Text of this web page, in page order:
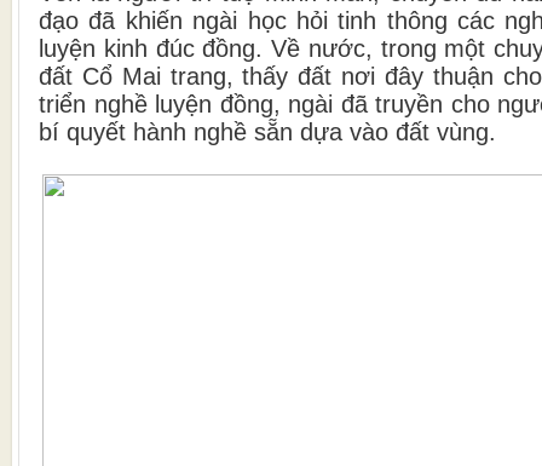
đạo đã khiến ngài học hỏi tinh thông các
luyện kinh đúc đồng. Về nước, trong một
đất Cổ Mai trang, thấy đất nơi đây thuận
triển nghề luyện đồng, ngài đã truyền cho
bí quyết hành nghề sẵn dựa vào đất vùng.